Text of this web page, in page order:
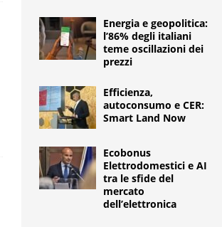
Energia e geopolitica:
l’86% degli italiani
teme oscillazioni dei
prezzi
Efficienza,
autoconsumo e CER:
Smart Land Now
Ecobonus
Elettrodomestici e AI
tra le sfide del
mercato
dell’elettronica